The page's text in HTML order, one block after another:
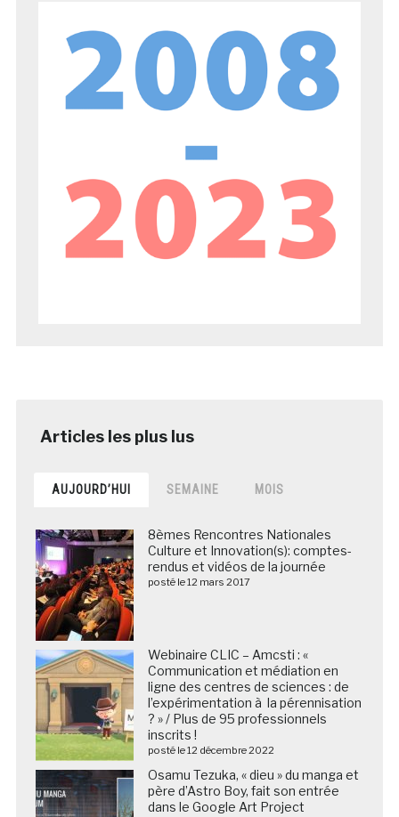
AUJOURD’HUI SEMAINE MOIS
8èmes Rencontres Nationales
Culture et Innovation(s): comptes-
rendus et vidéos de la journée
posté le 12 mars 2017
Webinaire CLIC – Amcsti : «
Communication et médiation en
ligne des centres de sciences : de
l’expérimentation à la pérennisation
? » / Plus de 95 professionnels
inscrits !
posté le 12 décembre 2022
Osamu Tezuka, « dieu » du manga et
père d’Astro Boy, fait son entrée
dans le Google Art Project